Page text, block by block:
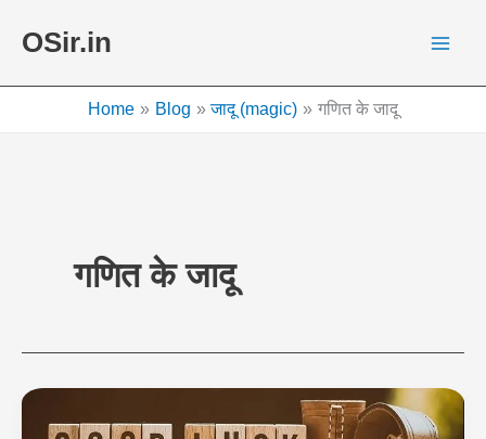
OSir.in
Home Blog जादू (magic) गणित के जादू
गणित के जादू